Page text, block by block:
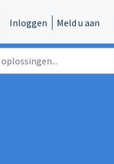
Inloggen Meld u aan